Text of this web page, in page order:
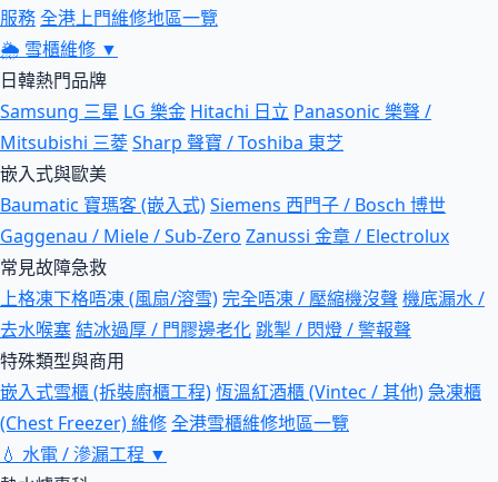
服務全港上門維修地區一覽
🌦 雪櫃維修 ▼
日韓熱門品牌
Samsung 三星 LG 樂金 Hitachi 日立 Panasonic 樂聲 /
Mitsubishi 三菱Sharp 聲寶 / Toshiba 東芝
嵌入式與歐美
Baumatic 寶瑪客 (嵌入式)Siemens 西門子 / Bosch 博世
Gaggenau / Miele / Sub-Zero Zanussi 金章 / Electrolux
常見故障急救
上格凍下格唔凍 (風扇/溶雪)完全唔凍 / 壓縮機沒聲 機底漏水 /
去水喉塞結冰過厚 / 門膠邊老化跳掣 / 閃燈 / 警報聲
特殊類型與商用
嵌入式雪櫃 (拆裝廚櫃工程)恆溫紅酒櫃 (Vintec / 其他)急凍櫃
(Chest Freezer) 維修全港雪櫃維修地區一覽
💧 水電 / 滲漏工程 ▼